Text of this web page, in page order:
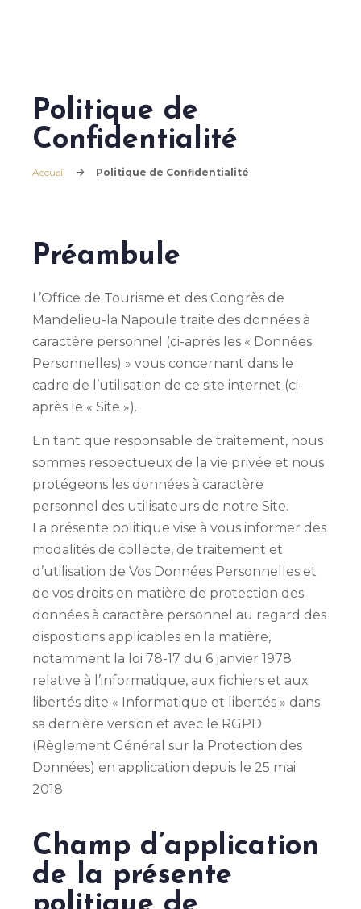
Politique de
Confidentialité
Accueil Politique de Confidentialité
Préambule
L’Office de Tourisme et des Congrès de
Mandelieu-la Napoule traite des données à
caractère personnel (ci-après les « Données
Personnelles) » vous concernant dans le
cadre de l’utilisation de ce site internet (ci-
après le « Site »).
En tant que responsable de traitement, nous
sommes respectueux de la vie privée et nous
protégeons les données à caractère
personnel des utilisateurs de notre Site.
La présente politique vise à vous informer des
modalités de collecte, de traitement et
d’utilisation de Vos Données Personnelles et
de vos droits en matière de protection des
données à caractère personnel au regard des
dispositions applicables en la matière,
notamment la loi 78-17 du 6 janvier 1978
relative à l’informatique, aux fichiers et aux
libertés dite « Informatique et libertés » dans
sa dernière version et avec le RGPD
(Règlement Général sur la Protection des
Données) en application depuis le 25 mai
2018.
Champ d’application
de la présente